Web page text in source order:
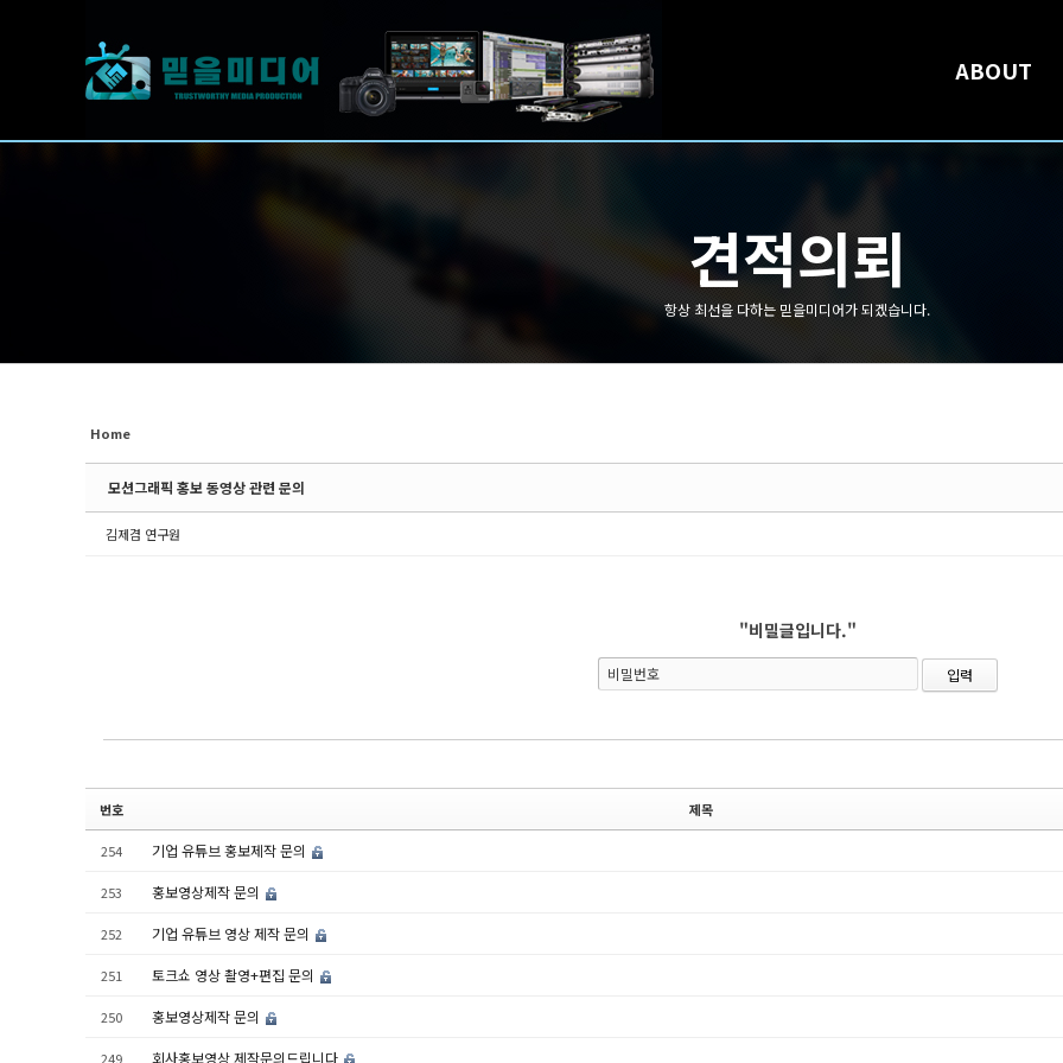
ABOUT
견적의뢰
항상 최선을 다하는 믿을미디어가 되겠습니다.
Home
모션그래픽 홍보 동영상 관련 문의
김제겸 연구원
"비밀글입니다."
비밀번호
번호 제목
254 기업 유튜브 홍보제작 문의
253 홍보영상제작 문의
252 기업 유튜브 영상 제작 문의
251 토크쇼 영상 촬영+편집 문의
250 홍보영상제작 문의
249 회사홍보영상 제작문의드립니다